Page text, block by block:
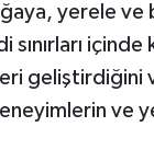
yerele ve
içinde
geliştirdiğini
ve